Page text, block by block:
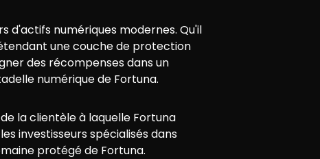
d'actifs numériques modernes. Qu'il
une couche de protection
des récompenses dans un
numérique de Fortuna.
la clientèle à laquelle Fortuna
investisseurs spécialisés dans
protégé de Fortuna.